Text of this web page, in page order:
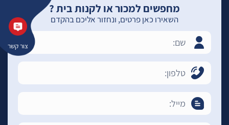
צור קשר
מחפשים למכור או לקנות בית ?
השאירו כאן פרטים, ונחזור אליכם בהקדם